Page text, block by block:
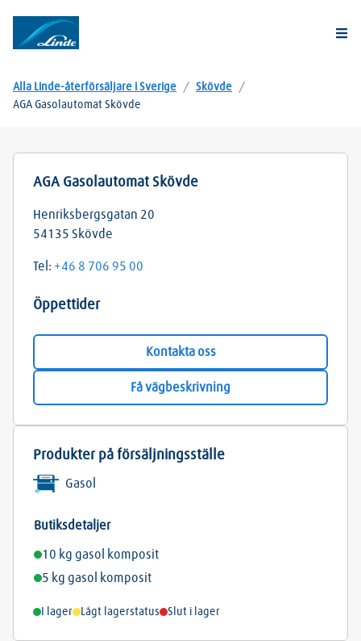
Alla Linde-återförsäljare i Sverige / Skövde
/
AGA Gasolautomat Skövde
AGA Gasolautomat Skövde
Henriksbergsgatan 20
54135 Skövde
Tel: +46 8 706 95 00
Öppettider
Kontakta oss
Få vägbeskrivning
Produkter på försäljningsställe
Gasol
Butiksdetaljer
10 kg gasol komposit
5 kg gasol komposit
I lager Lågt lagerstatus Slut i lager